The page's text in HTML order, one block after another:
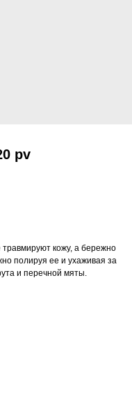
pv
кожу, а бережно
полируя ее и ухаживая за
и перечной мяты.